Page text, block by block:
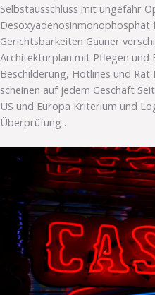
Selbstausschluss mit ungefähr
Desoxyadenosinmonophosphat
Gerichtsbarkeiten Gauner
Architekturplan mit Pflegen und
Beschilderung, Hotlines und
scheinen auf jedem Geschäft
US und Europa Kriterium und
Überprüfung .